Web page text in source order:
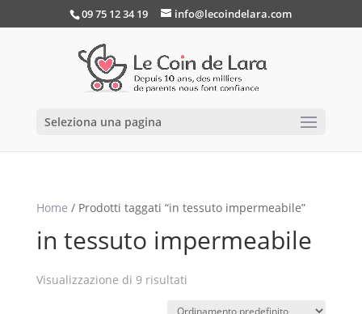
09 75 12 34 19 info@lecoindelara.com
Seleziona una pagina
Home / Prodotti taggati “in tessuto impermeabile”
in tessuto impermeabile
Visualizzazione di 9 risultati